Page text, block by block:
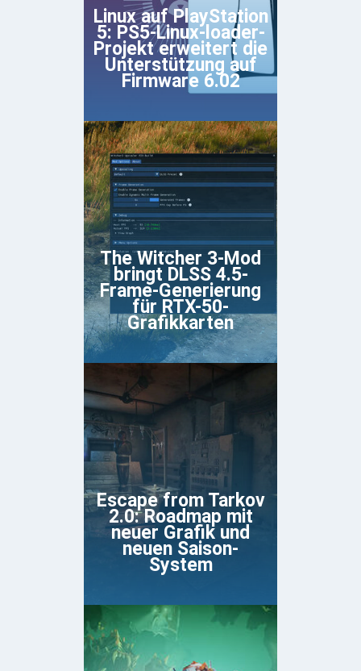
Linux auf PlayStation
5: PS5-Linux-loader-
Projekt erweitert die
Unterstützung auf
Firmware 6.02
The Witcher 3-Mod
bringt DLSS 4.5-
Frame-Generierung
für RTX-50-
Grafikkarten
Escape from Tarkov
2.0: Roadmap mit
neuer Grafik und
neuen Saison-
System